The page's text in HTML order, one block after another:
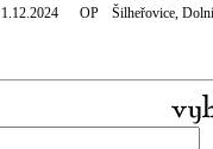
1.12.2024 OP Šilheřovice,